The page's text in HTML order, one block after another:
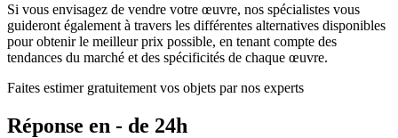
Si vous envisagez de vendre votre œuvre, nos spécialistes vous
guideront également à travers les différentes alternatives disponibles
pour obtenir le meilleur prix possible, en tenant compte des
tendances du marché et des spécificités de chaque œuvre.
Faites estimer gratuitement vos objets par nos experts
Réponse en - de 24h